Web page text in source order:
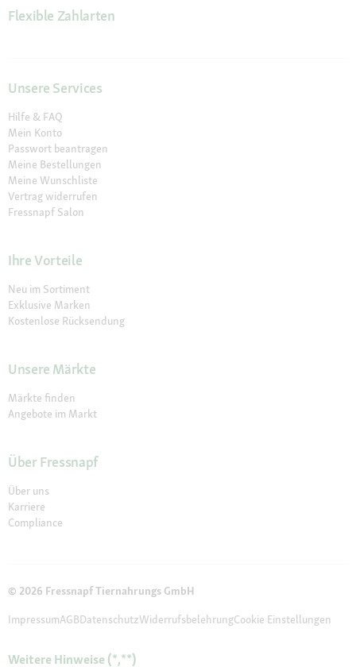
Flexible Zahlarten
Unsere Services
Hilfe & FAQ
Mein Konto
Passwort beantragen
Meine Bestellungen
Meine Wunschliste
Vertrag widerrufen
Fressnapf Salon
Ihre Vorteile
Neu im Sortiment
Exklusive Marken
Kostenlose Rücksendung
Unsere Märkte
Märkte finden
Angebote im Markt
Über Fressnapf
Über uns
Karriere
Compliance
© 2026 Fressnapf Tiernahrungs GmbH
ImpressumAGBDatenschutzWiderrufsbelehrungCookie Einstellungen
Weitere Hinweise (*,**)